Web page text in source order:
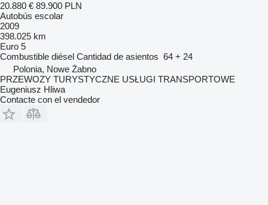
20.880 € 89.900 PLN
Autobús escolar
2009
398.025 km
Euro 5
Combustible diésel Cantidad de asientos 64 + 24
Polonia, Nowe Żabno
PRZEWOZY TURYSTYCZNE USŁUGI TRANSPORTOWE
Eugeniusz Hliwa
Contacte con el vendedor